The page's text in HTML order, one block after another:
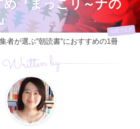
め『まっこリ～ナの
公式ブログ
者が選ぶ”朝読書”におすすめの1冊
Written by